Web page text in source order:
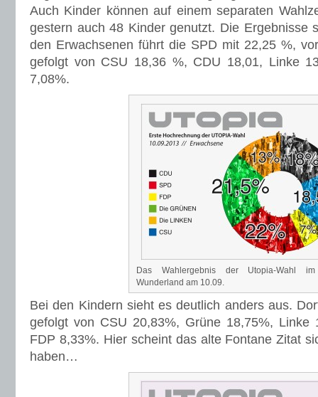
Auch Kinder können auf einem separaten
gestern auch 48 Kinder genutzt. Die Ergebnisse
den Erwachsenen führt die SPD mit 22,25 %,
gefolgt von CSU 18,36 %, CDU 18,01, Linke
7,08%.
Das Wahlergebnis der Utopia-Wahl
Wunderland am 10.09.
Bei den Kindern sieht es deutlich anders aus.
gefolgt von CSU 20,83%, Grüne 18,75%, Linke
FDP 8,33%. Hier scheint das alte Fontane Zitat
haben…